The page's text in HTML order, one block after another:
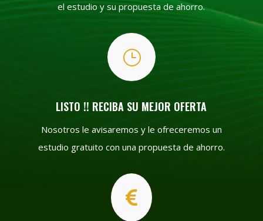
el estudio y su propuesta de ahorro.
}
LISTO !! RECIBA SU MEJOR OFERTA
Nosotros le avisaremos y le ofreceremos un
estudio gratuito con una propuesta de ahorro.
